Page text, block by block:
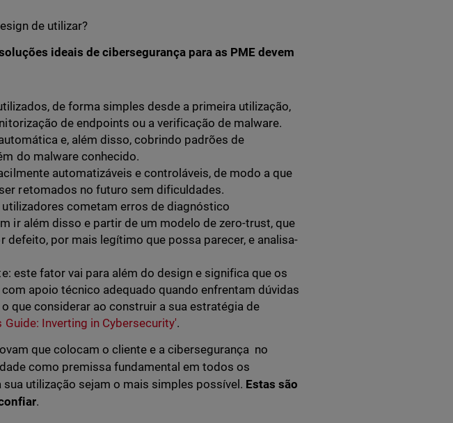
de utilizar?
ideais de cibersegurança para as PME devem
de forma simples desde a primeira utilização,
de endpoints ou a verificação de malware.
e, além disso, cobrindo padrões de
do malware conhecido.
automatizáveis e controláveis, de modo a que
retomados no futuro sem dificuldades.
cometam erros de diagnóstico
ir além disso e partir de um modelo de zero-trust, que
defeito, por mais legítimo que possa parecer, e analisa-
este fator vai para além do design e significa que os
apoio técnico adequado quando enfrentam dúvidas
que considerar ao construir a sua estratégia de
Guide: Inverting in Cybersecurity'.
que colocam o cliente e a cibersegurança no
como premissa fundamental em todos os
utilização sejam o mais simples possível. Estas são
.